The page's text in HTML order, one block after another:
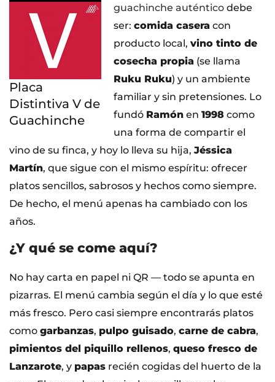
Placa
Distintiva V de
Guachinche
guachinche auténtico debe
ser: comida casera con
producto local, vino tinto de
cosecha propia (se llama
Ruku Ruku) y un ambiente
familiar y sin pretensiones. Lo
fundó Ramón en 1998 como
una forma de compartir el
vino de su finca, y hoy lo lleva su hija,Jéssica
Martín, que sigue con el mismo espíritu: ofrecer
platos sencillos, sabrosos y hechos como siempre.
De hecho, el menú apenas ha cambiado con los
años.
¿Y qué se come aquí?
No hay carta en papel ni QR — todo se apunta en
pizarras. El menú cambia según el día y lo que esté
más fresco. Pero casi siempre encontrarás platos
como garbanzas, pulpo guisado, carne de cabra,
pimientos del piquillo rellenos, queso fresco de
Lanzarote, y papas recién cogidas del huerto de la